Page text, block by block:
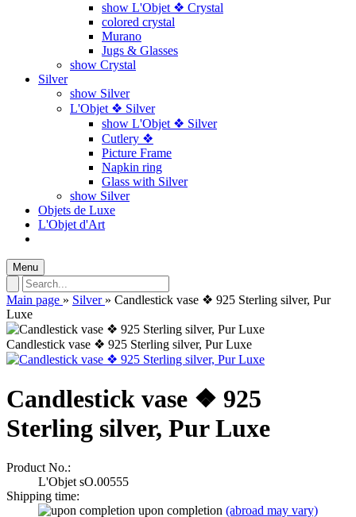
show L'Objet ❖ Crystal
colored crystal
Murano
Jugs & Glasses
show Crystal
Silver
show Silver
L'Objet ❖ Silver
show L'Objet ❖ Silver
Cutlery ❖
Picture Frame
Napkin ring
Glass with Silver
show Silver
Objets de Luxe
L'Objet d'Art
Menu
Main page » Silver » Candlestick vase ❖ 925 Sterling silver, Pur
Luxe
Candlestick vase ❖ 925 Sterling silver, Pur Luxe
Candlestick vase ❖ 925
Sterling silver, Pur Luxe
Product No.:
L'Objet sO.00555
Shipping time:
upon completion (abroad may vary)